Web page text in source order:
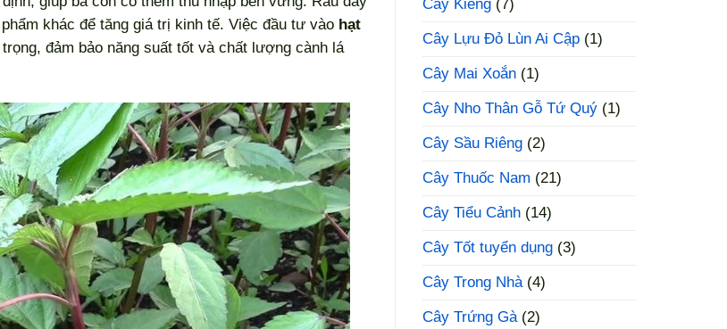
khác để tăng giá trị kinh tế. Việc đầu tư vào hạt
đảm bảo năng suất tốt và chất lượng cành lá
Cây Kiểng (7)
Cây Lựu Đỏ Lùn Ai Cập (1)
Cây Mai Xoắn (1)
Cây Nho Thân Gỗ Tứ Quý (1)
Cây Sầu Riêng (2)
Cây Thuốc Nam (21)
Cây Tiểu Cảnh (14)
Cây Tốt tuyển dụng (3)
Cây Trong Nhà (4)
Cây Trứng Gà (2)